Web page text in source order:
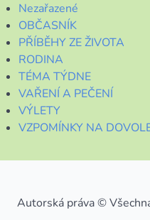
Nezařazené
OBČASNÍK
PŘÍBĚHY ZE ŽIVOTA
RODINA
TÉMA TÝDNE
VAŘENÍ A PEČENÍ
VÝLETY
VZPOMÍNKY NA
Autorská práva ©